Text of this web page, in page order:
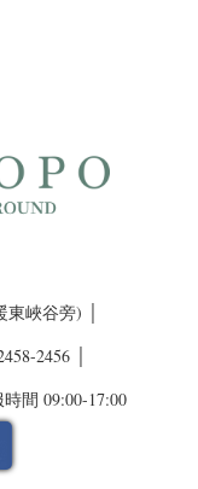
峽谷旁) │
2456 │
間 09:00-17:00